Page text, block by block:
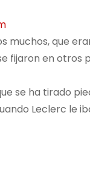
muchos, que
fijaron en otros
se ha tirado
Leclerc le